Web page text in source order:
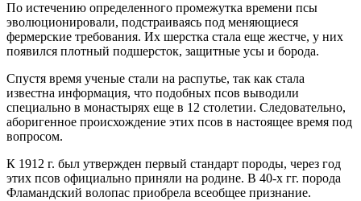
По истечению определенного промежутка времени псы
эволюционировали, подстраиваясь под меняющиеся
фермерские требования. Их шерстка стала еще жестче, у них
появился плотный подшерсток, защитные усы и борода.
Спустя время ученые стали на распутье, так как стала
известна информация, что подобных псов выводили
специально в монастырях еще в 12 столетии. Следовательно,
аборигенное происхождение этих псов в настоящее время под
вопросом.
К 1912 г. был утвержден первый стандарт породы, через год
этих псов официально приняли на родине. В 40-х гг. порода
Фламандский волопас приобрела всеобщее признание.